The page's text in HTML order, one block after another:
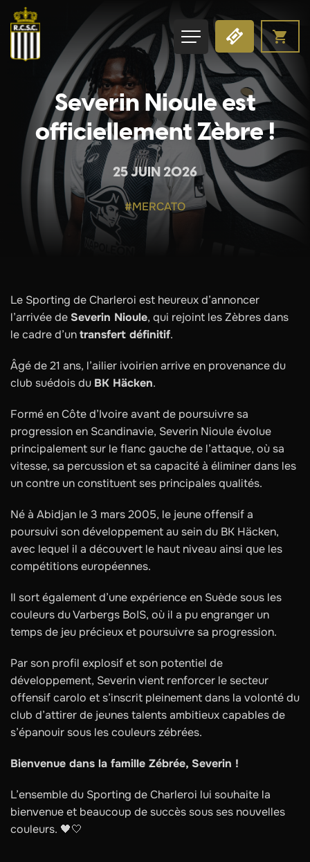
Severin Nioule est
officiellement Zèbre !
25 JUIN 2026
#MERCATO
Le Sporting de Charleroi est heureux d’annoncer
l’arrivée de Severin Nioule, qui rejoint les Zèbres dans
le cadre d’untransfert définitif.
Âgé de 21 ans, l’ailier ivoirien arrive en provenance du
club suédois du BK Häcken.
Formé en Côte d’Ivoire avant de poursuivre sa
progression en Scandinavie, Severin Nioule évolue
principalement sur le flanc gauche de l’attaque, où sa
vitesse, sa percussion et sa capacité à éliminer dans les
un contre un constituent ses principales qualités.
Né à Abidjan le 3 mars 2005, le jeune offensif a
poursuivi son développement au sein du BK Häcken,
avec lequel il a découvert le haut niveau ainsi que les
compétitions européennes.
Il sort également d’une expérience en Suède sous les
couleurs du Varbergs BoIS, où il a pu engranger un
temps de jeu précieux et poursuivre sa progression.
Par son profil explosif et son potentiel de
développement, Severin vient renforcer le secteur
offensif carolo et s’inscrit pleinement dans la volonté du
club d’attirer de jeunes talents ambitieux capables de
s’épanouir sous les couleurs zébrées.
Bienvenue dans la famille Zébrée, Severin !
L’ensemble du Sporting de Charleroi lui souhaite la
bienvenue et beaucoup de succès sous ses nouvelles
couleurs. 🖤🤍